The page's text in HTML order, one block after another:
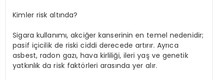
Kimler risk altında?
Sigara kullanımı, akciğer kanserinin en temel nedenidir;
pasif içicilik de riski ciddi derecede artırır. Ayrıca
asbest, radon gazı, hava kirliliği, ileri yaş ve genetik
yatkınlık da risk faktörleri arasında yer alır.